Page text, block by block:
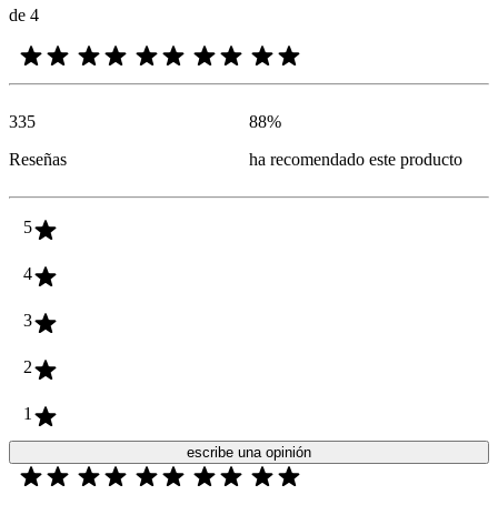
de 4
335
Reseñas
88%
ha recomendado este producto
5
4
3
2
1
escribe una opinión